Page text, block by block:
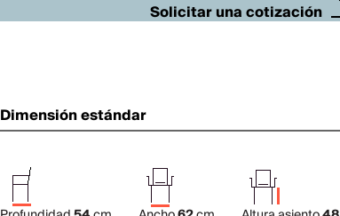
Solicitar una cotización
Dimensión estándar